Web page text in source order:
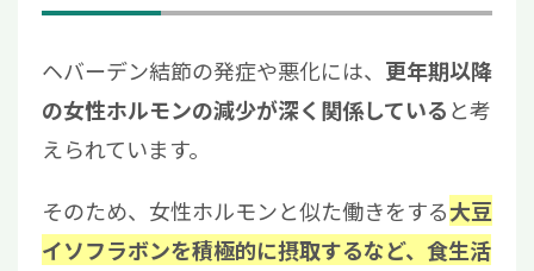
ヘバーデン結節の発症や悪化には、 更年期以降
の女性ホルモンの減少が深く関係していると考
えられています。
そのため、女性ホルモンと似た働きをする大豆
イソフラボンを積極的に摂取するなど、食生活